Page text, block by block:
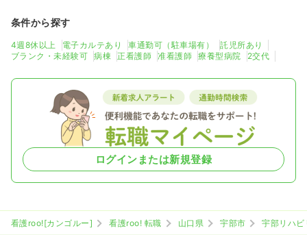
条件から探す
4週8休以上 電子カルテあり 車通勤可（駐車場有）
託児所あり
ブランク・未経験可
病棟 正看護師 准看護師 療養型病院 2交代
ログインまたは新規登録
看護roo![カンゴルー] 看護roo! 転職 山口県 宇部市
宇部リハ